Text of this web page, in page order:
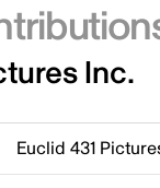
Inc.
Euclid 431